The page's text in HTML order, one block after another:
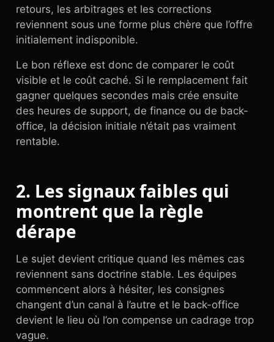
retours, les arbitrages et les corrections
reviennent sous une forme plus chère que l’offre
initialement indisponible.
Le bon réflexe est donc de comparer le coût
visible et le coût caché. Si le remplacement fait
gagner quelques secondes mais crée ensuite
des heures de support, de finance ou de back-
office, la décision initiale n’était pas vraiment
rentable.
2. Les signaux faibles qui
montrent que la règle
dérape
Le sujet devient critique quand les mêmes cas
reviennent sans doctrine stable. Les équipes
commencent alors à hésiter, les consignes
changent d’un canal à l’autre et le back-office
devient le lieu où l’on compense un cadrage trop
vague.